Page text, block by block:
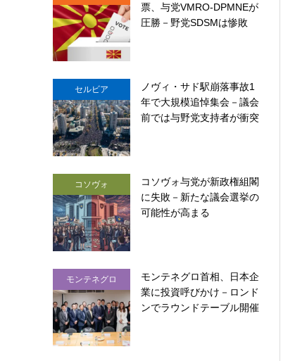
票、与党VMRO-DPMNEが
圧勝－野党SDSMは惨敗
セルビア
ノヴィ・サド駅崩落事故1
年で大規模追悼集会－議会
前では与野党支持者が衝突
コソヴォ
コソヴォ与党が新政権組閣
に失敗－新たな議会選挙の
可能性が高まる
モンテネグロ
モンテネグロ首相、日本企
業に投資呼びかけ－ロンド
ンでラウンドテーブル開催